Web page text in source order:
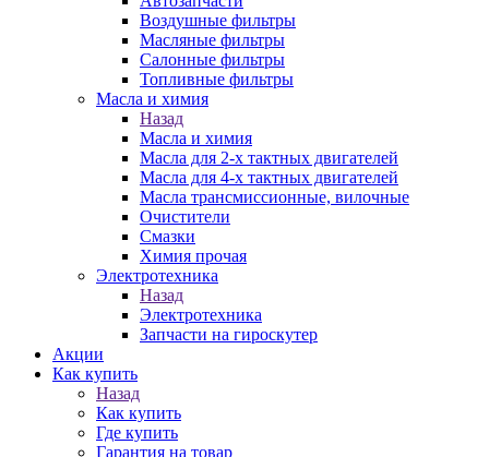
Воздушные фильтры
Масляные фильтры
Салонные фильтры
Топливные фильтры
Масла и химия
Назад
Масла и химия
Масла для 2-х тактных двигателей
Масла для 4-х тактных двигателей
Масла трансмиссионные, вилочные
Очистители
Смазки
Химия прочая
Электротехника
Назад
Электротехника
Запчасти на гироскутер
Акции
Как купить
Назад
Как купить
Где купить
Гарантия на товар